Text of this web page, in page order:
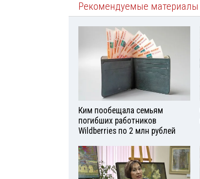
Рекомендуемые материалы
Ким пообещала семьям
погибших работников
Wildberries по 2 млн рублей